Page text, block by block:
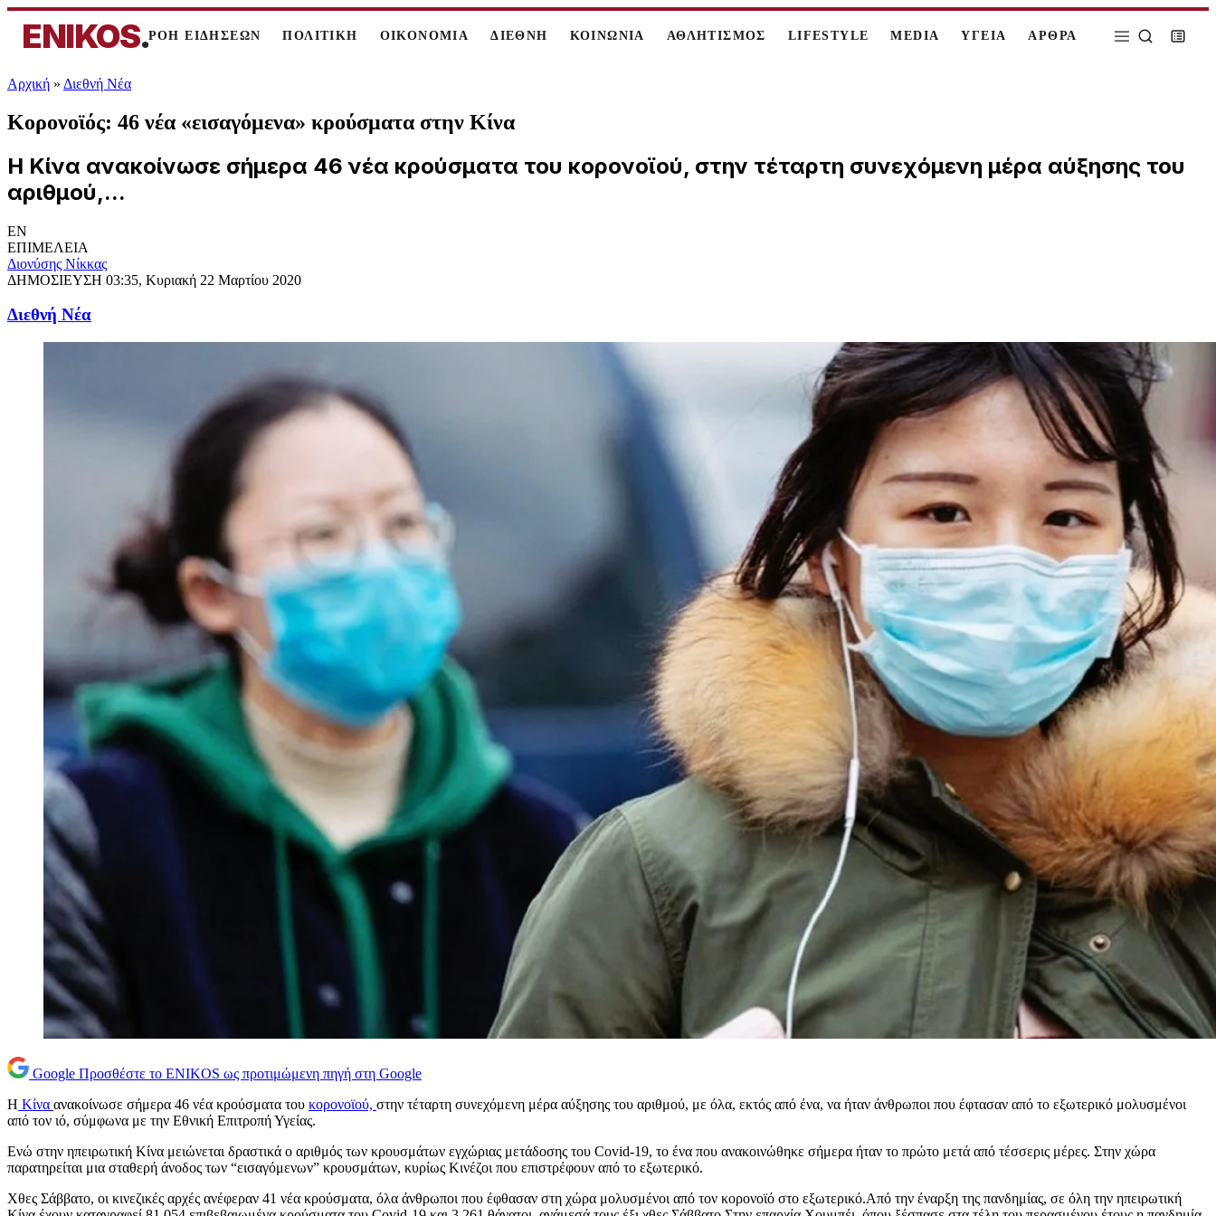
ENIKOS.ΡΟΗ ΕΙΔΗΣΕΩΝ ΠΟΛΙΤΙΚΗ ΟΙΚΟΝΟΜΙΑ ΔΙΕΘΝΗ ΚΟΙΝΩΝΙΑ ΑΘΛΗΤΙΣΜΟΣ LIFESTYLE MEDIA ΥΓΕΙΑ ΑΡΘΡΑ
Αρχική » Διεθνή Νέα
Κορονοϊός: 46 νέα «εισαγόμενα» κρούσματα στην Κίνα
Η Κίνα ανακοίνωσε σήμερα 46 νέα κρούσματα του κορονοϊού, στην τέταρτη συνεχόμενη μέρα αύξησης του
αριθμού,...
EN
ΕΠΙΜΕΛΕΙΑ
Διονύσης Νίκκας
ΔΗΜΟΣΙΕΥΣΗ 03:35, Κυριακή 22 Μαρτίου 2020
Διεθνή Νέα
Google Προσθέστε το ENIKOS ως προτιμώμενη πηγή στη Google
Η Κίνα ανακοίνωσε σήμερα 46 νέα κρούσματα του κορονοϊού, στην τέταρτη συνεχόμενη μέρα αύξησης του αριθμού, με όλα, εκτός από ένα, να ήταν άνθρωποι που έφτασαν από το εξωτερικό μολυσμένοι
από τον ιό, σύμφωνα με την Εθνική Επιτροπή Υγείας.
Ενώ στην ηπειρωτική Κίνα μειώνεται δραστικά ο αριθμός των κρουσμάτων εγχώριας μετάδοσης του Covid-19, το ένα που ανακοινώθηκε σήμερα ήταν το πρώτο μετά από τέσσερις μέρες. Στην χώρα
παρατηρείται μια σταθερή άνοδος των “εισαγόμενων” κρουσμάτων, κυρίως Κινέζοι που επιστρέφουν από το εξωτερικό.
Χθες Σάββατο, οι κινεζικές αρχές ανέφεραν 41 νέα κρούσματα, όλα άνθρωποι που έφθασαν στη χώρα μολυσμένοι από τον κορονοϊό στο εξωτερικό.Από την έναρξη της πανδημίας, σε όλη την ηπειρωτική